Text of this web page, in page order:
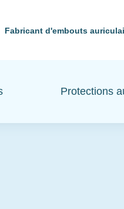
Fabricant d'embouts
Protections